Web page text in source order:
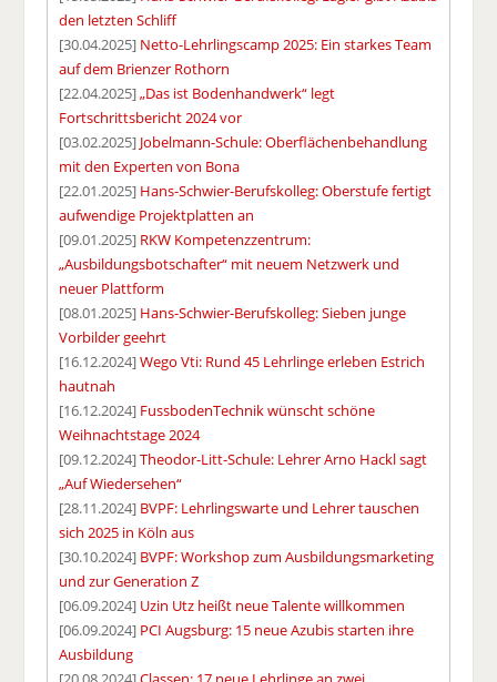
den letzten Schliff
[30.04.2025] Netto-Lehrlingscamp 2025: Ein starkes Team
auf dem Brienzer Rothorn
[22.04.2025]„Das ist Bodenhandwerk“ legt
Fortschrittsbericht 2024 vor
[03.02.2025] Jobelmann-Schule: Oberflächenbehandlung
mit den Experten von Bona
[22.01.2025] Hans-Schwier-Berufskolleg: Oberstufe fertigt
aufwendige Projektplatten an
[09.01.2025] RKW Kompetenzzentrum:
„Ausbildungsbotschafter“ mit neuem Netzwerk und
neuer Plattform
[08.01.2025] Hans-Schwier-Berufskolleg: Sieben junge
Vorbilder geehrt
[16.12.2024]Wego Vti: Rund 45 Lehrlinge erleben Estrich
hautnah
[16.12.2024] FussbodenTechnik wünscht schöne
Weihnachtstage 2024
[09.12.2024]Theodor-Litt-Schule: Lehrer Arno Hackl sagt
„Auf Wiedersehen“
[28.11.2024] BVPF: Lehrlingswarte und Lehrer tauschen
sich 2025 in Köln aus
[30.10.2024] BVPF: Workshop zum Ausbildungsmarketing
und zur Generation Z
[06.09.2024] Uzin Utz heißt neue Talente willkommen
[06.09.2024] PCI Augsburg: 15 neue Azubis starten ihre
Ausbildung